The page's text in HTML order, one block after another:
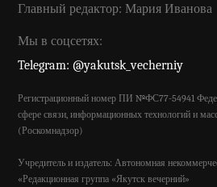
Главный редактор: Мария Иванова
Мы в соцсетях:
Telegram: @yakutsk_vecherniy
Регистрационный номер ПИ №ФС77-54941
сфере связи, информационных технологий и
(Роскомнадзор)
Учредитель и издатель: Автономная
«Редакционная группа «Якутск вечерний»